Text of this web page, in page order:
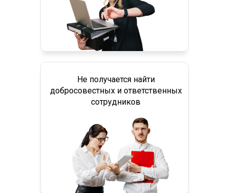
Не получается найти
добросовестных и ответственных
сотрудников